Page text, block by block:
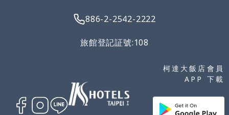
886-2-2542-2222
旅館登記証號:108
柯達大飯店會員
APP 下載